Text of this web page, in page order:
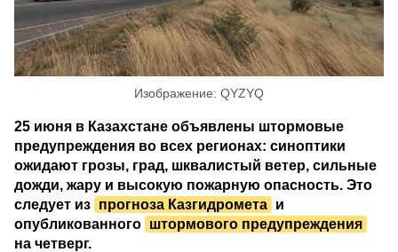
Изображение: QYZYQ
25 июня в Казахстане объявлены штормовые
предупреждения во всех регионах: синоптики
ожидают грозы, град, шквалистый ветер, сильные
дожди, жару и высокую пожарную опасность. Это
следует из прогноза Казгидромета и
опубликованного штормового предупреждения
на четверг.